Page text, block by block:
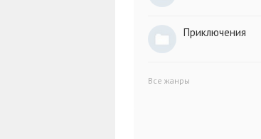
Приключения
Все жанры